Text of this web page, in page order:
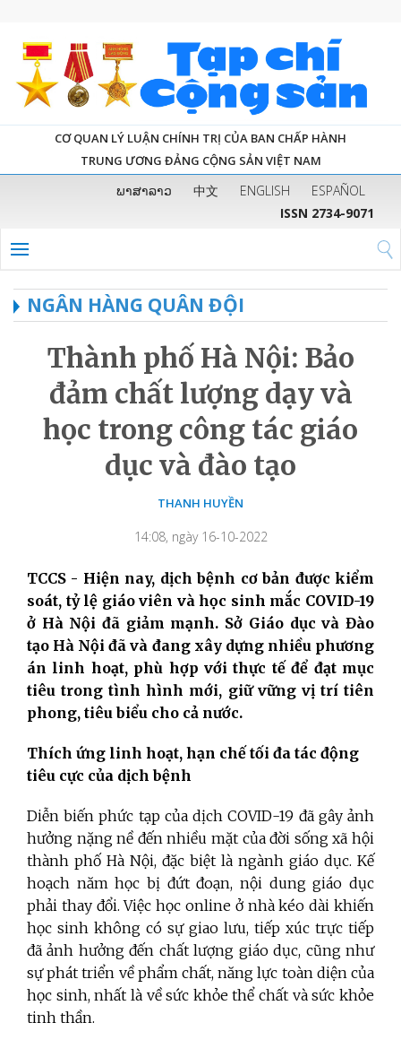
CƠ QUAN LÝ LUẬN CHÍNH TRỊ CỦA BAN CHẤP HÀNH
TRUNG ƯƠNG ĐẢNG CỘNG SẢN VIỆT NAM
ພາສາລາວ 中文 ENGLISH
ESPAÑOL
ISSN 2734-9071
NGÂN HÀNG QUÂN ĐỘI
Thành phố Hà Nội: Bảo
đảm chất lượng dạy và
học trong công tác giáo
dục và đào tạo
THANH HUYỀN
14:08, ngày 16-10-2022
TCCS - Hiện nay, dịch bệnh cơ bản được kiểm
soát, tỷ lệ giáo viên và học sinh mắc COVID-19
ở Hà Nội đã giảm mạnh. Sở Giáo dục và Đào
tạo Hà Nội đã và đang xây dựng nhiều phương
án linh hoạt, phù hợp với thực tế để đạt mục
tiêu trong tình hình mới, giữ vững vị trí tiên
phong, tiêu biểu cho cả nước.
Thích ứng linh hoạt, hạn chế tối đa tác động
tiêu cực của dịch bệnh
Diễn biến phức tạp của dịch COVID-19 đã gây ảnh
hưởng nặng nề đến nhiều mặt của đời sống xã hội
thành phố Hà Nội, đặc biệt là ngành giáo dục. Kế
hoạch năm học bị đứt đoạn, nội dung giáo dục
phải thay đổi. Việc học online ở nhà kéo dài khiến
học sinh không có sự giao lưu, tiếp xúc trực tiếp
đã ảnh hưởng đến chất lượng giáo dục, cũng như
sự phát triển về phẩm chất, năng lực toàn diện của
học sinh, nhất là về sức khỏe thể chất và sức khỏe
tinh thần.